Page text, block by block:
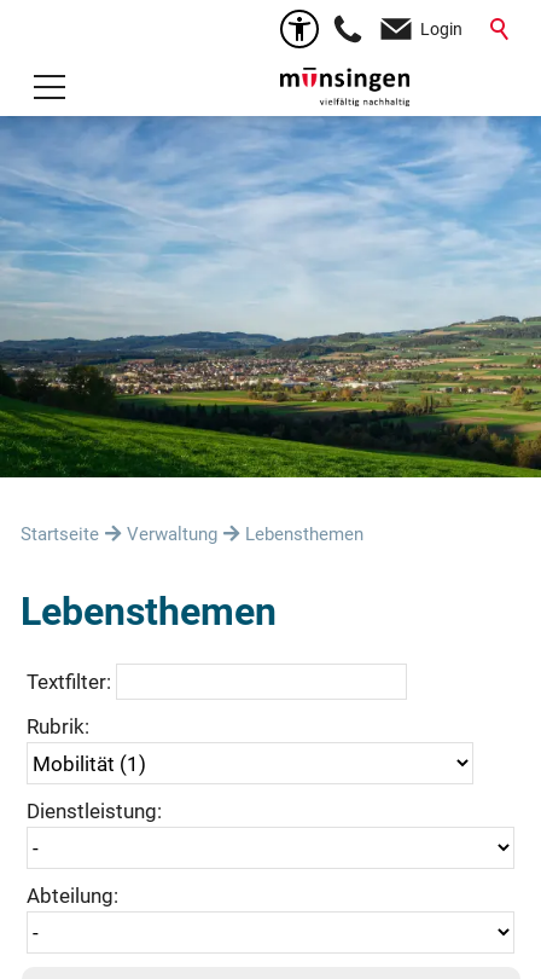
Login
Startseite Verwaltung Lebensthemen
Lebensthemen
Textfilter:
Rubrik:
Dienstleistung:
Abteilung: